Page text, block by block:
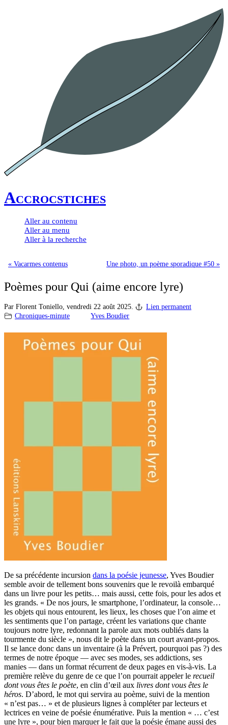
Accrocstiches
Aller au contenu
Aller au menu
Aller à la recherche
« Vacarmes contenus Une photo, un poème sporadique #50 »
Poèmes pour Qui (aime encore lyre)
Par Florent Toniello, vendredi 22 août 2025.
Lien permanent
Chroniques-minute
Yves Boudier
De sa précédente incursion dans la poésie jeunesse, Yves Boudier
semble avoir de tellement bons souvenirs que le revoilà embarqué
dans un livre pour les petits… mais aussi, cette fois, pour les ados et
les grands. « De nos jours, le smartphone, l’ordinateur, la console…
les objets qui nous entourent, les lieux, les choses que l’on aime et
les sentiments que l’on partage, créent les variations que chante
toujours notre lyre, redonnant la parole aux mots oubliés dans la
tourmente du siècle », nous dit le poète dans un court avant-propos.
Il se lance donc dans un inventaire (à la Prévert, pourquoi pas ?) des
termes de notre époque — avec ses modes, ses addictions, ses
manies — dans un format récurrent de deux pages en vis-à-vis. La
première relève du genre de ce que l’on pourrait appeler le recueil
dont vous êtes le poète, en clin d’œil aux livres dont vous êtes le
héros. D’abord, le mot qui servira au poème, suivi de la mention
« n’est pas… » et de plusieurs lignes à compléter par lecteurs et
lectrices en veine de poésie énumérative. Puis la mention « … c’est
une lyre », pour bien marquer le fait que la poésie émane aussi des